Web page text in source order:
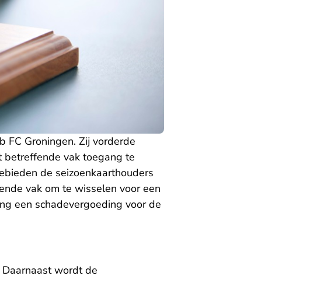
FC Groningen. Zij vorderde
betreffende vak toegang te
de seizoenkaarthouders
vak om te wisselen voor een
een schadevergoeding voor de
wordt de